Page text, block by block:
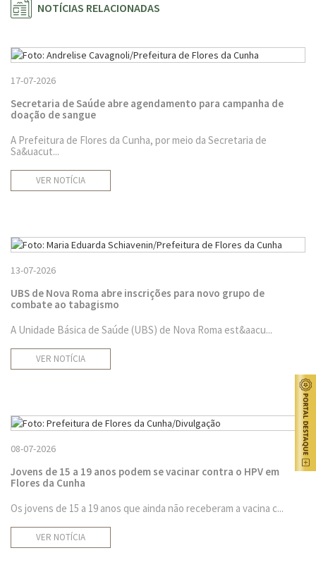
NOTÍCIAS RELACIONADAS
17-07-2026
Secretaria de Saúde abre agendamento para campanha de
doação de sangue
A Prefeitura de Flores da Cunha, por meio da Secretaria de
Sa&uacut...
VER NOTÍCIA
13-07-2026
UBS de Nova Roma abre inscrições para novo grupo de
combate ao tabagismo
A Unidade Básica de Saúde (UBS) de Nova Roma est&aacu...
VER NOTÍCIA
08-07-2026
Jovens de 15 a 19 anos podem se vacinar contra o HPV em
Flores da Cunha
Os jovens de 15 a 19 anos que ainda não receberam a vacina c...
VER NOTÍCIA